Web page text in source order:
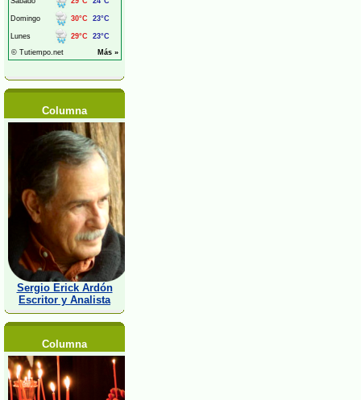
Columna
Sergio Erick Ardón
Escritor y Analista
Columna